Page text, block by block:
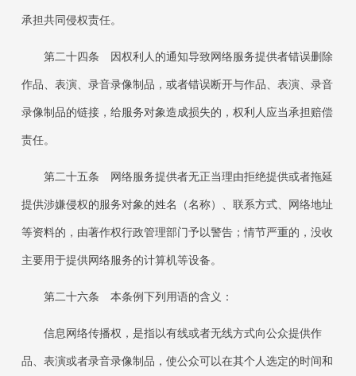
承担共同侵权责任。
第二十四条 因权利人的通知导致网络服务提供者错误删除
作品、表演、录音录像制品，或者错误断开与作品、表演、录音
录像制品的链接，给服务对象造成损失的，权利人应当承担赔偿
责任。
第二十五条 网络服务提供者无正当理由拒绝提供或者拖延
提供涉嫌侵权的服务对象的姓名（名称）、联系方式、网络地址
等资料的，由著作权行政管理部门予以警告；情节严重的，没收
主要用于提供网络服务的计算机等设备。
第二十六条 本条例下列用语的含义：
信息网络传播权，是指以有线或者无线方式向公众提供作
品、表演或者录音录像制品，使公众可以在其个人选定的时间和